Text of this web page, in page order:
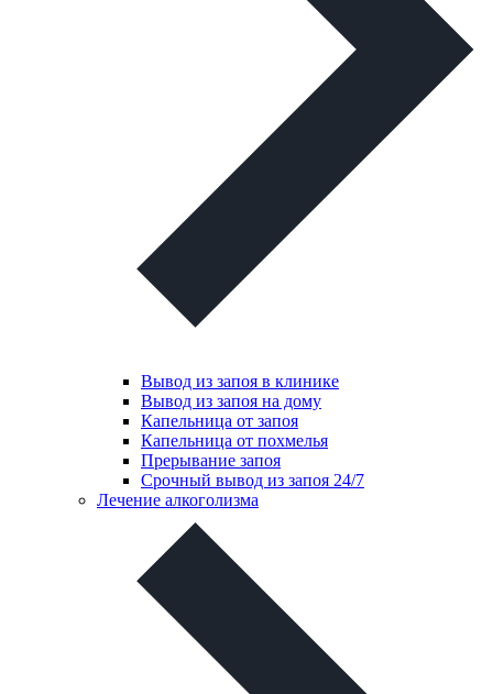
Вывод из запоя в клинике
Вывод из запоя на дому
Капельница от запоя
Капельница от похмелья
Прерывание запоя
Срочный вывод из запоя 24/7
Лечение алкоголизма